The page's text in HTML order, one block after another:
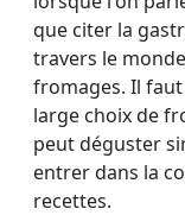
que citer la
travers le
fromages. Il
large choix de
peut déguster
entrer dans la
recettes.